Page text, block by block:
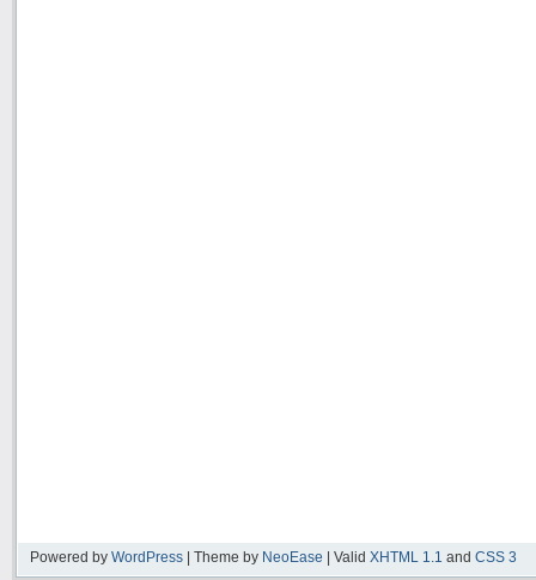
Powered by WordPress | Theme by NeoEase | Valid XHTML 1.1 and CSS 3